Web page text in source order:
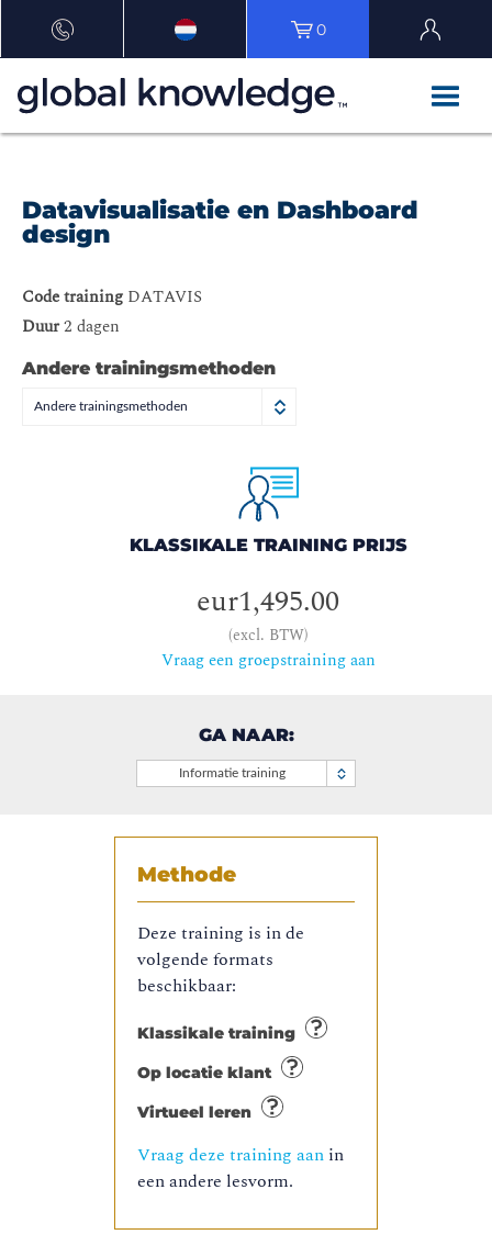
0
Datavisualisatie en Dashboard
design
Code training DATAVIS
Duur2 dagen
Andere trainingsmethoden
Andere trainingsmethoden
KLASSIKALE TRAINING PRIJS
eur1,495.00
(excl. BTW)
Vraag een groepstraining aan
GA NAAR:
Informatie training
Methode
Deze training is in de
volgende formats
beschikbaar:
Klassikale training
Op locatie klant
Virtueel leren
Vraag deze training aan in
een andere lesvorm.